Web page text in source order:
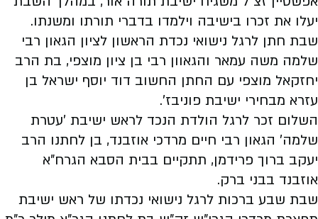
יעלו את זכרו בישיבה וילמדו בדברי תורתו ומשנתו.
שבת חתן לרגל נישואי נכדת הראשון לציון הגאון רבי
שלמה משה עמאר והגאוון רבי בן ציון מוצפי, בת הרב
יחזקאל מוצפי עם החתן החשוב דוד יוסף ישראל בן
עזרא מבחירי ישיבת פוניבז'.
השלום זכר לרגל הולדת הנכד לראש ישיבת 'עטרת
שלמה' הגאון רבי חיים מרדכי אוזבנד, בן לחתנו הרב
יעקב ברוך פרידמן, תתקיים בבית הסבא הגרח"א
אוזבנד בבני ברק.
שבת שבע ברכות לרגל נישואי נכדתו של ראש ישיבת